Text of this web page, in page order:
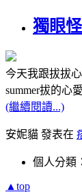
獨眼怪
今天我跟拔拔
summer拔的心
(繼續閱讀...)
安妮貓 發表在
個人分類
▲top